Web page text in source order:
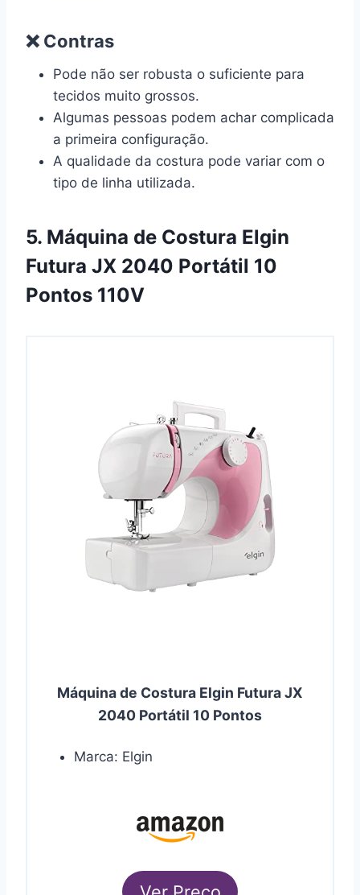
❌ Contras
Pode não ser robusta o suficiente para
tecidos muito grossos.
Algumas pessoas podem achar complicada
a primeira configuração.
A qualidade da costura pode variar com o
tipo de linha utilizada.
5. Máquina de Costura Elgin
Futura JX 2040 Portátil 10
Pontos 110V
Máquina de Costura Elgin Futura JX
2040 Portátil 10 Pontos
Marca: Elgin